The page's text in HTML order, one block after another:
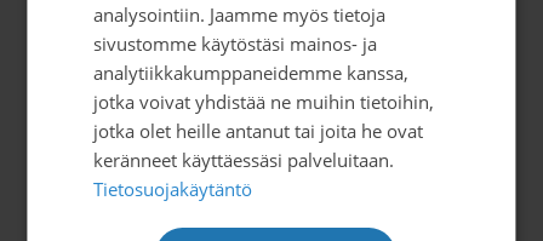
Suomen Syöpäpotilaat ry
Globaalikeskus, 7. kerros
Siltasaarenkatu 4, 00530 Helsinki
info@syopapotilaat.fi
Y-tunnus: 0239008-1
analysointiin. Jaamme myös tietoja
sivustomme käytöstäsi mainos- ja
analytiikkakumppaneidemme kanssa,
jotka voivat yhdistää ne muihin tietoihin,
jotka olet heille antanut tai joita he ovat
keränneet käyttäessäsi palveluitaan.
Tietosuojakäytäntö